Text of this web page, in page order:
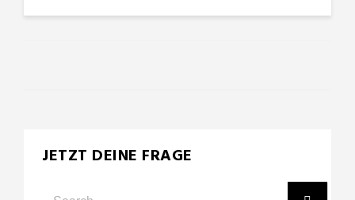
JETZT DEINE FRAGE